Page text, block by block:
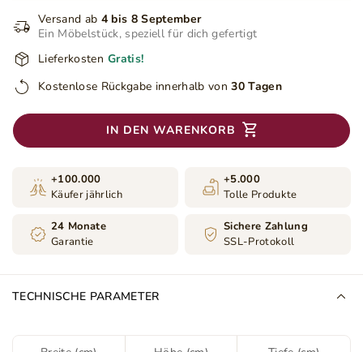
Versand ab 4 bis 8 September
Ein Möbelstück, speziell für dich gefertigt
Lieferkosten Gratis!
Kostenlose Rückgabe innerhalb von 30 Tagen
IN DEN WARENKORB
+100.000
Käufer jährlich
+5.000
Tolle Produkte
24 Monate
Garantie
Sichere Zahlung
SSL-Protokoll
TECHNISCHE PARAMETER